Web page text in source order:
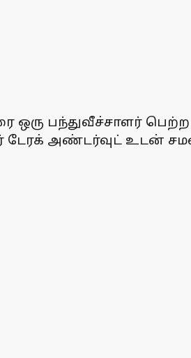
பந்துவீச்சாளர் பெற்ற
டேரக் அண்டர்வுட் உடன்